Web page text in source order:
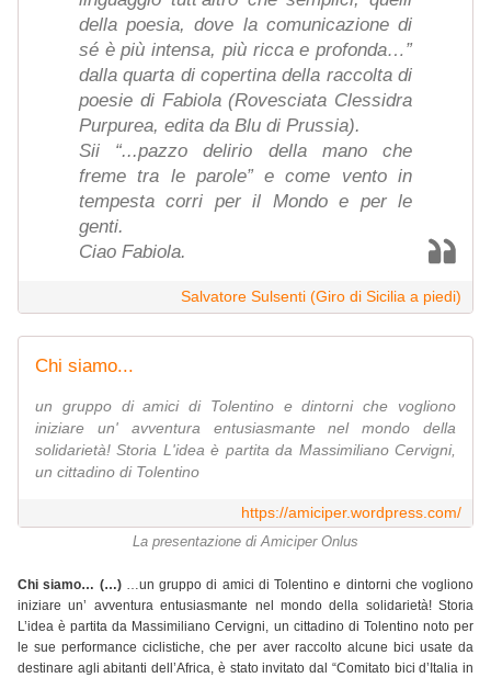
della poesia, dove la comunicazione di
sé è più intensa, più ricca e profonda…”
dalla quarta di copertina della raccolta di
poesie di Fabiola (Rovesciata Clessidra
Purpurea, edita da Blu di Prussia).
Sii “...pazzo delirio della mano che
freme tra le parole” e come vento in
tempesta corri per il Mondo e per le
genti.
Ciao Fabiola.
Salvatore Sulsenti (Giro di Sicilia a piedi)
Chi siamo...
un gruppo di amici di Tolentino e dintorni che vogliono
iniziare un' avventura entusiasmante nel mondo della
solidarietà! Storia L'idea è partita da Massimiliano Cervigni,
un cittadino di Tolentino
https://amiciper.wordpress.com/
La presentazione di Amiciper Onlus
Chi siamo… (…) …un gruppo di amici di Tolentino e dintorni che vogliono
iniziare un’ avventura entusiasmante nel mondo della solidarietà! Storia
L’idea è partita da Massimiliano Cervigni, un cittadino di Tolentino noto per
le sue performance ciclistiche, che per aver raccolto alcune bici usate da
destinare agli abitanti dell’Africa, è stato invitato dal “Comitato bici d’Italia in